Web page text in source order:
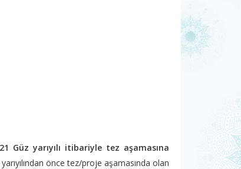
Güz yarıyılı itibariyle tez aşamasına
önce tez/proje aşamasında olan